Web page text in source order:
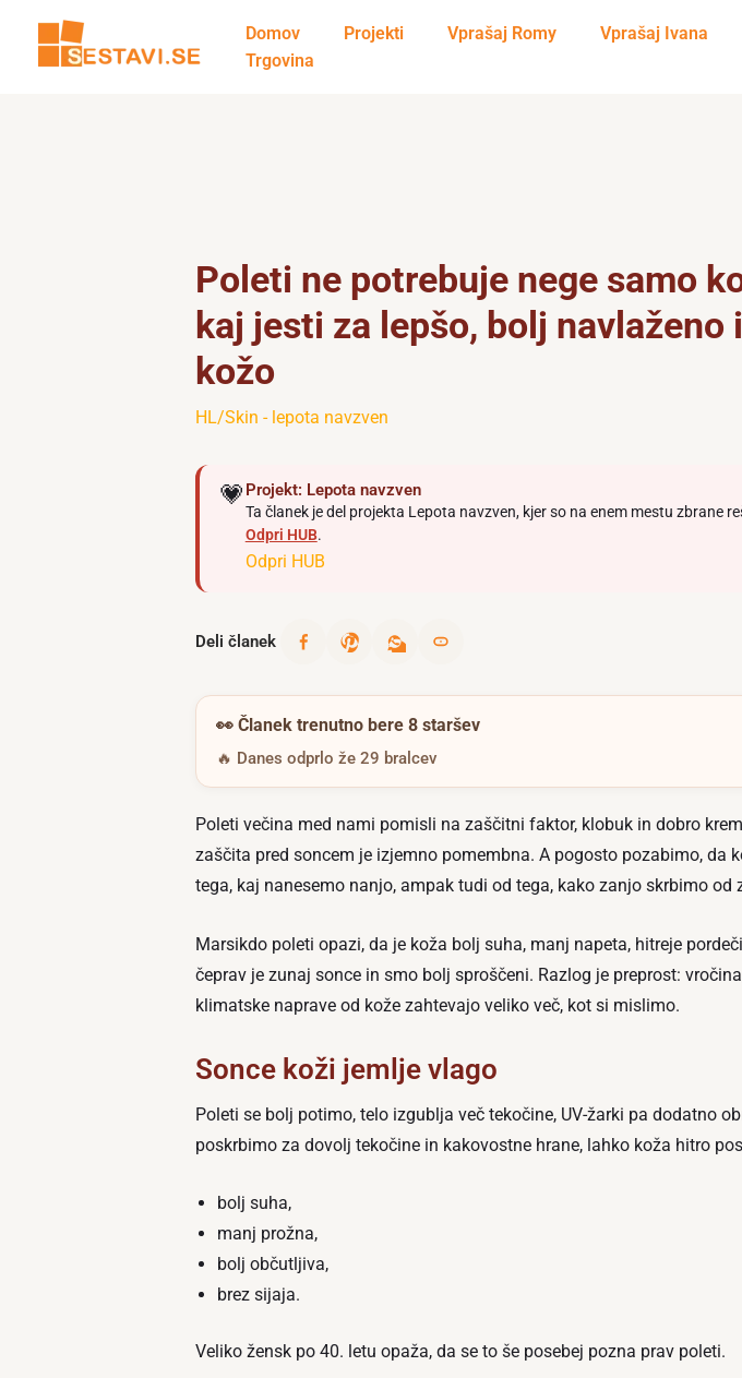
content
Domov Projekti Vprašaj Romy Vprašaj Ivana
Trgovina
Poleti ne potrebuje nege samo
kaj jesti za lepšo, bolj navlaženo
kožo
HL/Skin - lepota navzven
💗 Projekt: Lepota navzven
Ta članek je del projekta Lepota navzven, kjer so na enem mestu zbrane
Odpri HUB.
Odpri HUB
Deli članek
👀 Članek trenutno bere 8 staršev
🔥 Danes odprlo že 29 bralcev
Poleti večina med nami pomisli na zaščitni faktor, klobuk in dobro
zaščita pred soncem je izjemno pomembna. A pogosto pozabimo, da
tega, kaj nanesemo nanjo, ampak tudi od tega, kako zanjo skrbimo od
Marsikdo poleti opazi, da je koža bolj suha, manj napeta, hitreje
čeprav je zunaj sonce in smo bolj sproščeni. Razlog je preprost:
klimatske naprave od kože zahtevajo veliko več, kot si mislimo.
Sonce koži jemlje vlago
Poleti se bolj potimo, telo izgublja več tekočine, UV-žarki pa dodatno
poskrbimo za dovolj tekočine in kakovostne hrane, lahko koža hitro
bolj suha,
manj prožna,
bolj občutljiva,
brez sijaja.
Veliko žensk po 40. letu opaža, da se to še posebej pozna prav poleti.